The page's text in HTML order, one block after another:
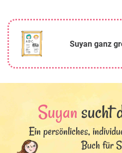
Suyan ganz
Suyan sucht
Ein persönliches,
Buch für